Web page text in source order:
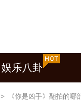
娱乐八卦
> 《你是凶手》翻拍的哪